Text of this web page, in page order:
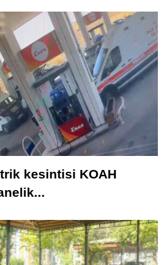
kesintisi KOAH